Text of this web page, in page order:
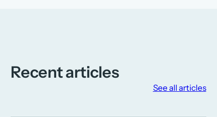
Recent articles
See all articles